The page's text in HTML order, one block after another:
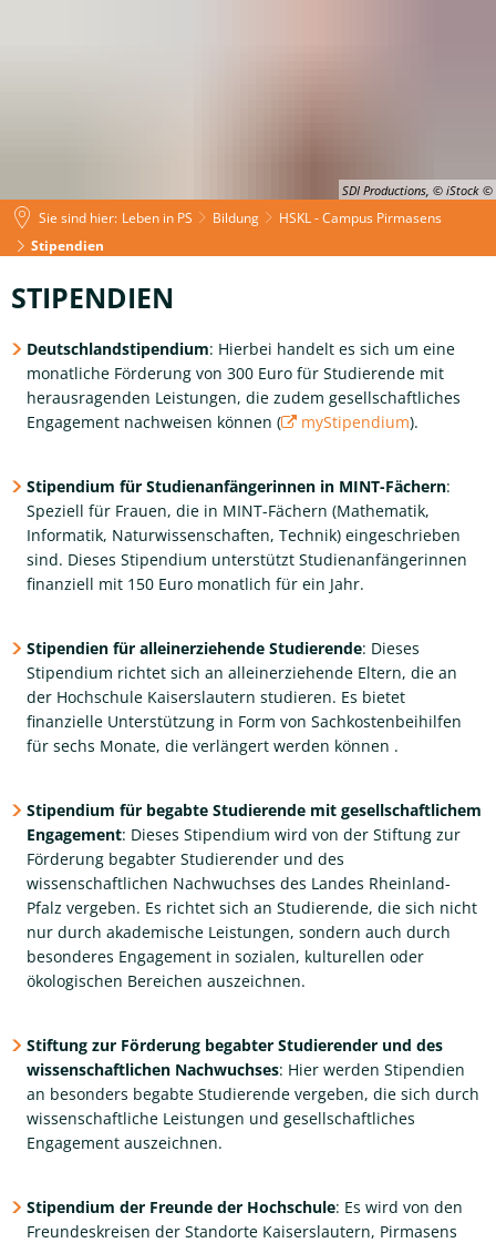
SDI Productions, © iStock
Sie sind hier: Leben in PS Bildung
HSKL - Campus Pirmasens
Stipendien
Stipendien
STIPENDIEN
Deutschlandstipendium: Hierbei handelt es sich um eine
monatliche Förderung von 300 Euro für Studierende mit
herausragenden Leistungen, die zudem gesellschaftliches
Engagement nachweisen können ​(
myStipendium).
Stipendium für Studienanfängerinnen in MINT-Fächern:
Speziell für Frauen, die in MINT-Fächern (Mathematik,
Informatik, Naturwissenschaften, Technik) eingeschrieben
sind. Dieses Stipendium unterstützt Studienanfängerinnen
finanziell mit 150 Euro monatlich für ein Jahr​.
Stipendien für alleinerziehende Studierende: Dieses
Stipendium richtet sich an alleinerziehende Eltern, die an
der Hochschule Kaiserslautern studieren. Es bietet
finanzielle Unterstützung in Form von Sachkostenbeihilfen
für sechs Monate, die verlängert werden können .
Stipendium für begabte Studierende mit gesellschaftlichem
Engagement: Dieses Stipendium wird von der Stiftung zur
Förderung begabter Studierender und des
wissenschaftlichen Nachwuchses des Landes Rheinland-
Pfalz vergeben. Es richtet sich an Studierende, die sich nicht
nur durch akademische Leistungen, sondern auch durch
besonderes Engagement in sozialen, kulturellen oder
ökologischen Bereichen auszeichnen​.
Stiftung zur Förderung begabter Studierender und des
wissenschaftlichen Nachwuchses: Hier werden Stipendien
an besonders begabte Studierende vergeben, die sich durch
wissenschaftliche Leistungen und gesellschaftliches
Engagement auszeichnen​.
Stipendium der Freunde der Hochschule: Es wird von den
Freundeskreisen der Standorte Kaiserslautern, Pirmasens